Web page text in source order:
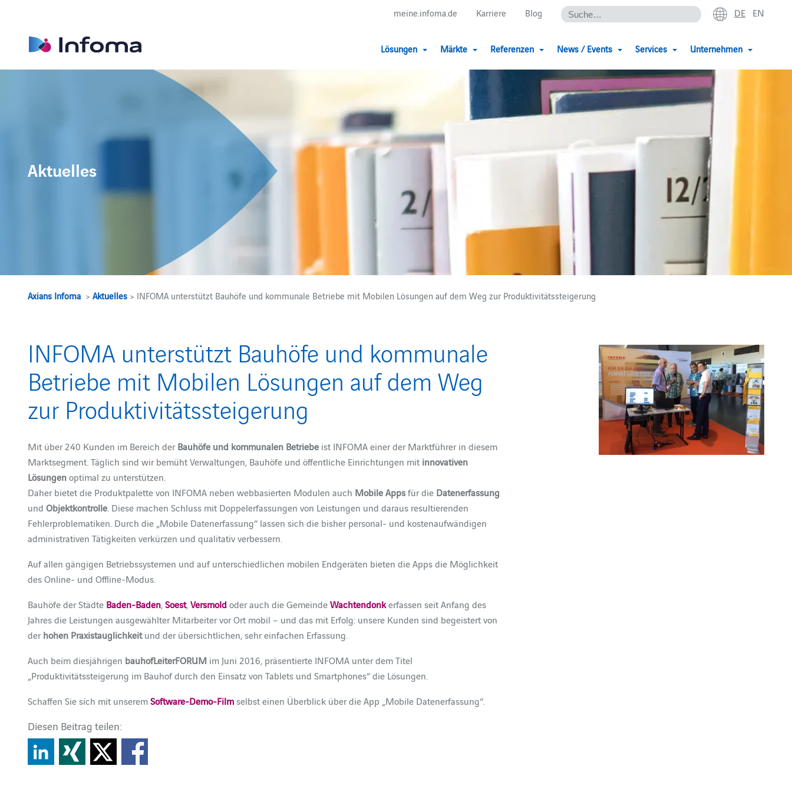
meine.infoma.de Karriere Blog DE EN
Lösungen Märkte Referenzen News / Events Services Unternehmen
Aktuelles
Axians Infoma >Aktuelles > INFOMA unterstützt Bauhöfe und kommunale Betriebe mit Mobilen Lösungen auf dem Weg zur Produktivitätssteigerung
INFOMA unterstützt Bauhöfe und kommunale
Betriebe mit Mobilen Lösungen auf dem Weg
zur Produktivitätssteigerung
Mit über 240 Kunden im Bereich derBauhöfe und kommunalen Betriebe ist INFOMA einer der Marktführer in diesem
Marktsegment. Täglich sind wir bemüht Verwaltungen, Bauhöfe und öffentliche Einrichtungen mit innovativen
Lösungenoptimal zu unterstützen.
Daher bietet die Produktpalette von INFOMA neben webbasierten Modulen auch Mobile Appsfür die Datenerfassung
undObjektkontrolle . Diese machen Schluss mit Doppelerfassungen von Leistungen und daraus resultierenden
Fehlerproblematiken. Durch die „Mobile Datenerfassung“ lassen sich die bisher personal- und kostenaufwändigen
administrativen Tätigkeiten verkürzen und qualitativ verbessern.
Auf allen gängigen Betriebssystemen und auf unterschiedlichen mobilen Endgeräten bieten die Apps die Möglichkeit
des Online- und Offline-Modus.
Bauhöfe der Städte Baden-Baden,Soest,Versmoldoder auch die GemeindeWachtendonkerfassen seit Anfang des
Jahres die Leistungen ausgewählter Mitarbeiter vor Ort mobil – und das mit Erfolg: unsere Kunden sind begeistert von
derhohen Praxistauglichkeitund der übersichtlichen, sehr einfachen Erfassung.
Auch beim diesjährigen bauhofLeiterFORUM im Juni 2016, präsentierte INFOMA unter dem Titel
„Produktivitätssteigerung im Bauhof durch den Einsatz von Tablets und Smartphones“ die Lösungen.
Schaffen Sie sich mit unseremSoftware-Demo-Filmselbst einen Überblick über die App „Mobile Datenerfassung“.
Diesen Beitrag teilen: